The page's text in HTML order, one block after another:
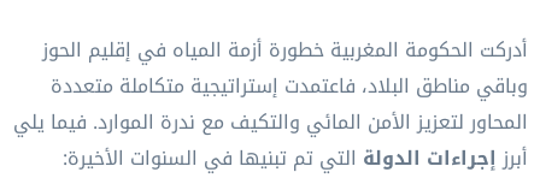
أدركت الحكومة المغربية خطورة أزمة المياه في إقليم الحوز
وباقي مناطق البلاد، فاعتمدت إستراتيجية متكاملة متعددة
المحاور لتعزيز الأمن المائي والتكيف مع ندرة الموارد. فيما يلي
أبرزإجراءات الدولة التي تم تبنيها في السنوات الأخيرة: